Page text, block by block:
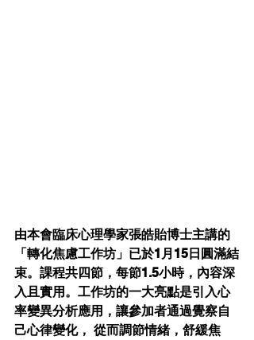
由本會臨床心理學家張皓貽博士主講的
「轉化焦慮工作坊」已於1月15日圓滿結
束。課程共四節，每節1.5小時，內容深
入且實用。工作坊的一大亮點是引入心
率變異分析應用，讓參加者通過覺察自
己心律變化， 從而調節情緒，舒緩焦